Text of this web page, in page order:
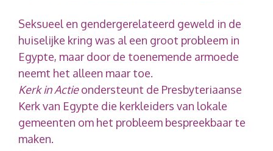
Seksueel en gendergerelateerd geweld in de
huiselijke kring was al een groot probleem in
Egypte, maar door de toenemende armoede
neemt het alleen maar toe.
Kerk in Actieondersteunt de Presbyteriaanse
Kerk van Egypte die kerkleiders van lokale
gemeenten om het probleem bespreekbaar te
maken.